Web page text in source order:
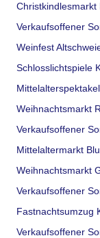
Verkaufsoffener
Weinfest
Schlosslichtspiele
Weihnachtsmarkt
Verkaufsoffener
Mittelaltermarkt
Weihnachtsmarkt
Verkaufsoffener
Fastnachtsumzug
Verkaufsoffener